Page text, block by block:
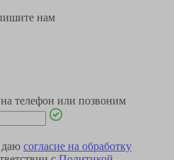
нам
телефон или позвоним
даю согласие на обработку